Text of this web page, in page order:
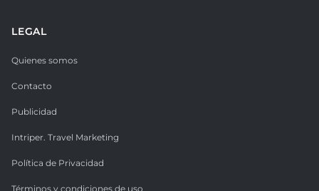
LEGAL
Quienes somos
Contacto
Publicidad
Intriper. Travel Marketing
Política de Privacidad
Términos y condiciones de uso